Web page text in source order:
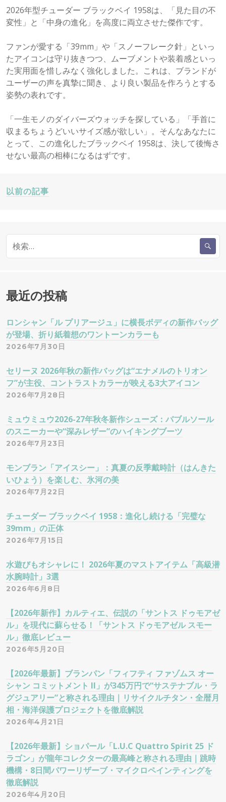
2026年型チューダー ブラックベイ 1958は、「見た目の不
変性」と「中身の進化」を高度に両立させた傑作です。
ファンが愛する「39mm」や「スノーフレーク針」といっ
たアイコンは守り抜きつつ、ムーブメントや装着感といっ
た実用面を惜しみなく強化しました。これは、ブランドが
ユーザーの声を真摯に聞き、より良い製品を作ろうとする
姿勢の表れです。
「一生モノのダイバーズウォッチを探している」「手首に
収まるちょうどいいサイズ感が欲しい」。そんなあなたに
とって、この進化したブラックベイ 1958は、決して後悔さ
せない最高の相棒になるはずです。
投
ナ
ゲ
ー
シ
ョ
ン
以前の記事
検
索
最近の投稿
ロンシャン「ル プリアージュ」に横長ボディの新作バッグ
が登場、折り紙着想のワントーンカラーも
2026年7月30日
セリーヌ 2026年秋の新作バッグは“エナメルのトリオン
フ”が主役、コントラストカラーが映える3大アイコン
2026年7月28日
ミュウミュウ2026-27年秋冬新作シューズ：バブルソール
のスニーカーや“深みレザー”のハイキングブーツ
2026年7月23日
モンブラン「アイスシー」：真夏の反季戴時計（はんきた
いひょう）を楽しむ、氷河の美
2026年7月22日
チューダー ブラックベイ 1958：進化し続ける「完璧な
39mm」の正体
2026年7月15日
水遊びもオシャレに！ 2026年夏のマストアイテム「高級潜
水腕時計」3選
2026年6月8日
【2026年新作】カルティエ、伝説の「サントス ドゥモアゼ
ル」を現代に蘇らせる！「サントス ドゥモアゼル スモー
ル」徹底レビュー
2026年5月20日
【2026年最新】ブランパン「フィフティ ファゾムス オー
シャン コミットメント II」が345万円で“サステナブル・ラ
グジュアリー”と称される理由｜リサイクルチタン・全暦月
相・海洋保護プロジェクトを徹底解説
2026年4月21日
【2026年最新】ショパール「L.U.C Quattro Spirit 25 ド
ラゴン」が龍年コレクターの最高峰と称される理由｜跳時
機構・8日間パワーリザーブ・マイクロペインティングを
徹底解説
2026年4月20日